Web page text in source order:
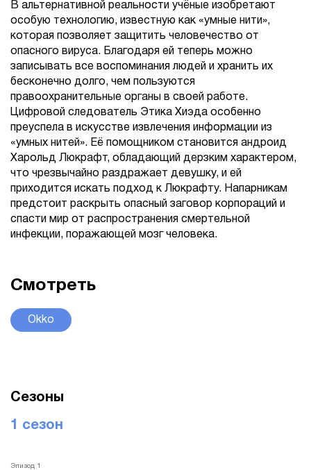
В альтернативной реальности учёные изобретают
особую технологию, известную как «умные нити»,
которая позволяет защитить человечество от
опасного вируса. Благодаря ей теперь можно
записывать все воспоминания людей и хранить их
бесконечно долго, чем пользуются
правоохранительные органы в своей работе.
Цифровой следователь Этика Хиэда особенно
преуспела в искусстве извлечения информации из
«умных нитей». Её помощником становится андроид
Харольд Люкрафт, обладающий дерзким характером,
что чрезвычайно раздражает девушку, и ей
приходится искать подход к Люкрафту. Напарникам
предстоит раскрыть опасный заговор корпораций и
спасти мир от распространения смертельной
инфекции, поражающей мозг человека.
Смотреть
Okko
Сезоны
1 сезон
Эпизод 1